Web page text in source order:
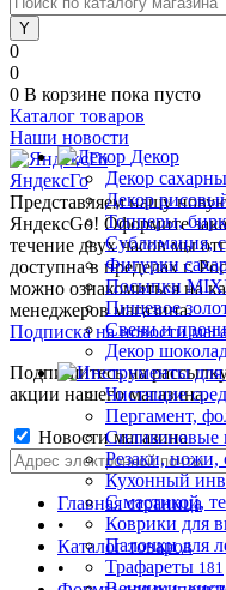
0
0
0 В корзине пока пусто
Каталог товаров
Декор
Декор
Декор
Топперы,
Сублимация,
Фигурки
Посыпки
Пищевое
Свечи и
Декор
Чистящие
Пергамент,
Силиконовые
Резаки, ножи,
Кухонный
С мастикой,
Коврики для
Палочки для
Трафареты 181
Наши новости
ЯндексГо
Представляем нашу
ЯндексGo! Оформите
течение двух часов мы
доступна в пределах г.
можно ознакомиться на
менеджеров магазина.
Подписка на новости
Подпишитесь на
акции нашего магазина.
Новости магазина
Главная страница
•
Каталог товаров
•